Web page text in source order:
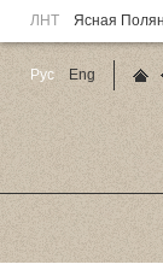
ЛНТ Ясная
Рус
Eng